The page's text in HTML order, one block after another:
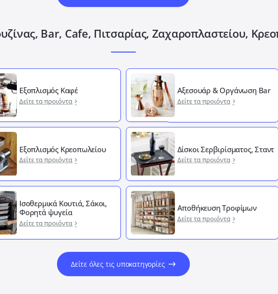
Bar, Cafe, Πιτσαρίας, Ζαχαροπλαστείου,
Εξοπλισμός Καφέ
Δείτε τα προιόντα
Αξεσουάρ & Οργάνωση Bar
Δείτε τα προιόντα
Εξοπλισμός Κρεοπωλείου
Δείτε τα προιόντα
Δίσκοι Σερβιρίσματος, Σταντ
Δείτε τα προιόντα
Ισοθερμικά Κουτιά, Σάκοι,
Φορητά ψυγεία
Δείτε τα προιόντα
Αποθήκευση Τροφίμων
Δείτε τα προιόντα
Δείτε όλες τις υποκατηγορίες